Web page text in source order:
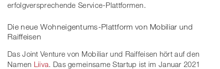
erfolgversprechende Service-Plattformen.
Die neue Wohneigentums-Plattform von Mobiliar und
Raiffeisen
Das Joint Venture von Mobiliar und Raiffeisen hört auf den
Namen Liiva . Das gemeinsame Startup ist im Januar 2021